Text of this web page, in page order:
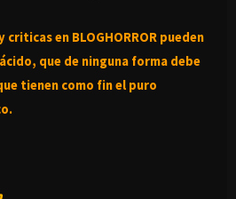
criticas en BLOGHORROR pueden
ácido, que de ninguna forma debe
tienen como fin el puro